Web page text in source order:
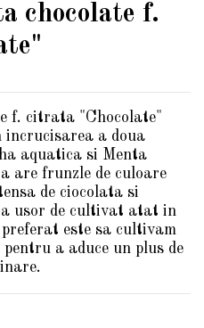
chocolate f.
f. citrata "Chocolate"
a doua
aquatica si Menta
are frunzle de culoare
de ciocolata si
usor de cultivat atat in
este sa cultivam
a aduce un plus de